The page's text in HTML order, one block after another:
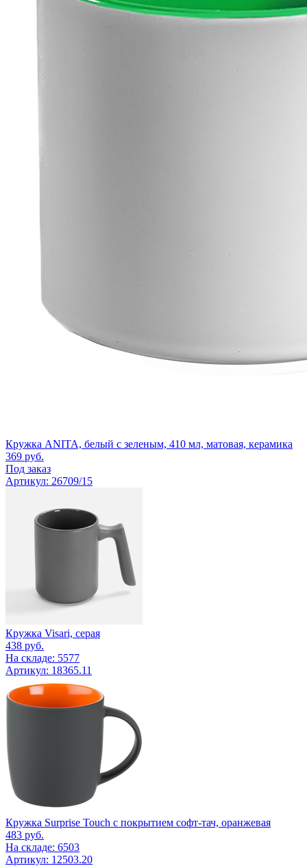
Кружка ANITA, белый с зеленым, 410 мл, матовая, керамика
369 руб.
Под заказ
Артикул: 26709/15
Кружка Visari, серая
438 руб.
На складе: 5577
Артикул: 18365.11
Кружка Surprise Touch с покрытием софт-тач, оранжевая
483 руб.
На складе: 6503
Артикул: 12503.20